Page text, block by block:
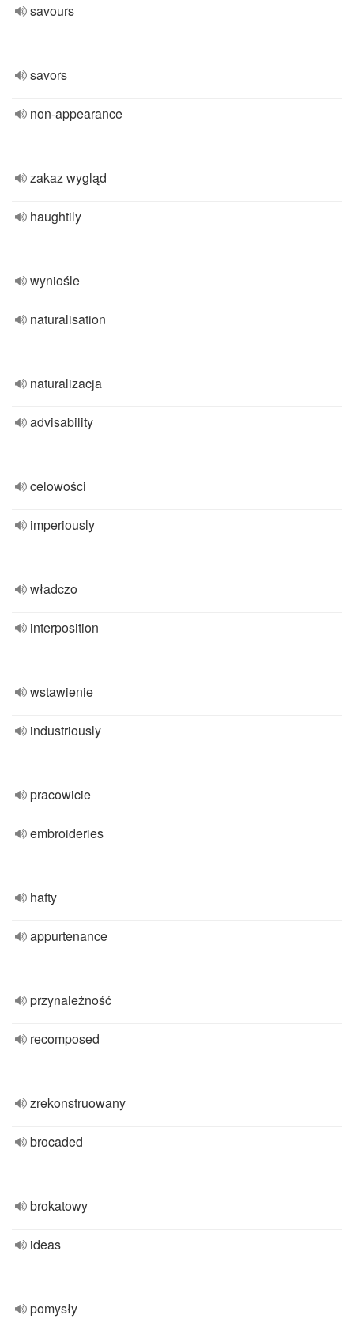
savours
savors
non-appearance
zakaz wygląd
haughtily
wyniośle
naturalisation
naturalizacja
advisability
celowości
imperiously
władczo
interposition
wstawienie
industriously
pracowicie
embroideries
hafty
appurtenance
przynależność
recomposed
zrekonstruowany
brocaded
brokatowy
ideas
pomysły